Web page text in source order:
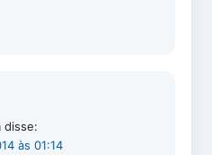
disse:
às 01:14